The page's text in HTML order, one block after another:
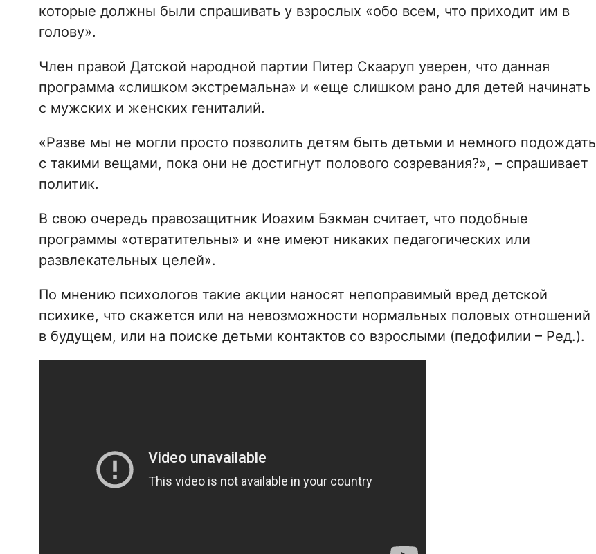
которые должны были спрашивать у взрослых «обо всем, что приходит им в
голову».
Член правой Датской народной партии Питер Скааруп уверен, что данная
программа «слишком экстремальна» и «еще слишком рано для детей начинать
с мужских и женских гениталий.
«Разве мы не могли просто позволить детям быть детьми и немного подождать
с такими вещами, пока они не достигнут полового созревания?», – спрашивает
политик.
В свою очередь правозащитник Иоахим Бэкман считает, что подобные
программы «отвратительны» и «не имеют никаких педагогических или
развлекательных целей».
По мнению психологов такие акции наносят непоправимый вред детской
психике, что скажется или на невозможности нормальных половых отношений
в будущем, или на поиске детьми контактов со взрослыми (педофилии – Ред.).